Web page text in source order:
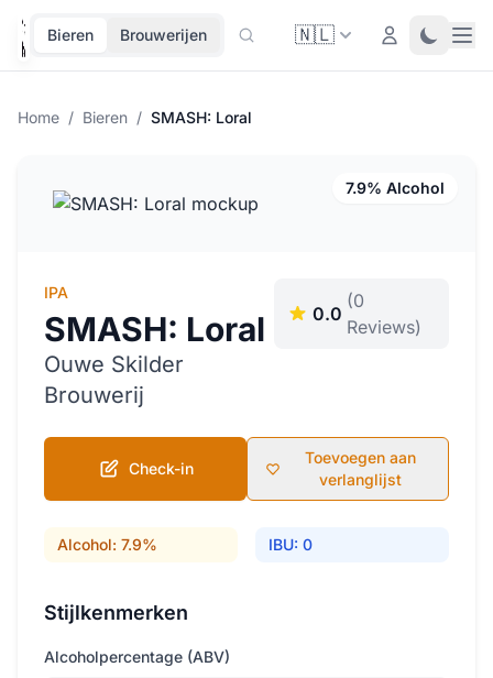
Bieren Brouwerijen 🇳🇱 Login Toggle
Home / Bieren / SMASH: Loral
7.9% Alcohol
IPA
SMASH: Loral
Ouwe Skilder
Brouwerij
0.0
(0
Reviews)
Check-in
Toevoegen aan
verlanglijst
Alcohol: 7.9% IBU: 0
Stijlkenmerken
Alcoholpercentage (ABV)